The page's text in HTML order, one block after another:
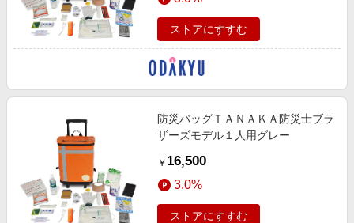
ストアにすすむ
防災バッグＴＡＮＡＫＡ防災士ブラ
ザーズモデル１人用グレー
￥ 16,500
3.0%
ストアにすすむ